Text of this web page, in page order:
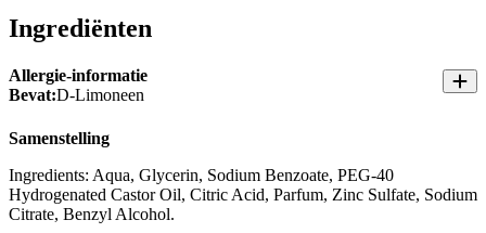
Ingrediënten
Allergie-informatie
Bevat:D-Limoneen
Samenstelling
Ingredients: Aqua, Glycerin, Sodium Benzoate, PEG-40
Hydrogenated Castor Oil, Citric Acid, Parfum, Zinc Sulfate, Sodium
Citrate, Benzyl Alcohol.